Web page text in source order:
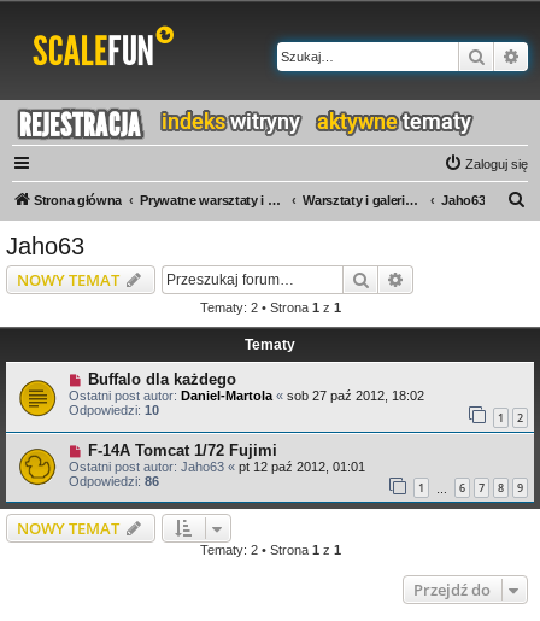
Szukaj
Zaloguj się
Strona główna Prywatne warsztaty i galerie Warsztaty i galerie A-M Jaho63
Jaho63
NOWY TEMAT Szukaj
Tematy: 2 • Strona 1 z 1
Tematy
Buffalo dla każdego
Ostatni post autor: Daniel-Martola « sob 27 paź 2012, 18:02
Odpowiedzi: 10 1 2
F-14A Tomcat 1/72 Fujimi
Ostatni post autor: Jaho63 « pt 12 paź 2012, 01:01
Odpowiedzi: 86 1 6 7 8 9
NOWY TEMAT
Tematy: 2 • Strona 1 z 1
Przejdź do